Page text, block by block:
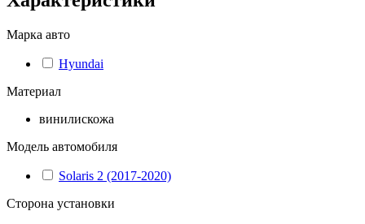
Марка авто
Hyundai
Материал
винилискожа
Модель автомобиля
Solaris 2 (2017-2020)
Сторона установки